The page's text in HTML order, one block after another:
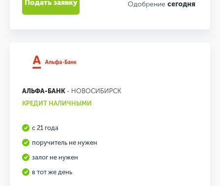
Одобрение сегодня
Подать заявку
АЛЬФА-БАНК - НОВОСИБИРСК
КРЕДИТ НАЛИЧНЫМИ
с 21 года
поручитель не нужен
залог не нужен
в тот же день